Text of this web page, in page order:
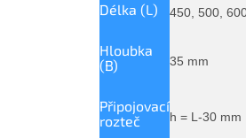
Délka (L) 450, 500,
Hloubka
(B)
35 mm
Připojovací
rozteč
h = L-30 mm